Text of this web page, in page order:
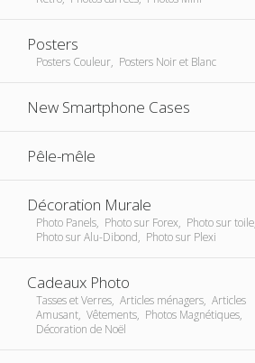
Posters
Posters Couleur, Posters Noir et Blanc
New Smartphone Cases
Pêle-mêle
Décoration Murale
Photo Panels, Photo sur Forex, Photo sur toile,
Photo sur Alu-Dibond, Photo sur Plexi
Cadeaux Photo
Tasses et Verres, Articles ménagers, Articles
Amusant, Vêtements, Photos Magnétiques,
Décoration de Noël